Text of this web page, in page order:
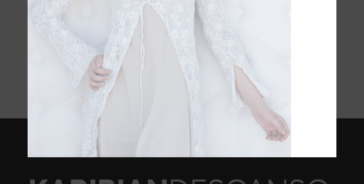
No posts were found.